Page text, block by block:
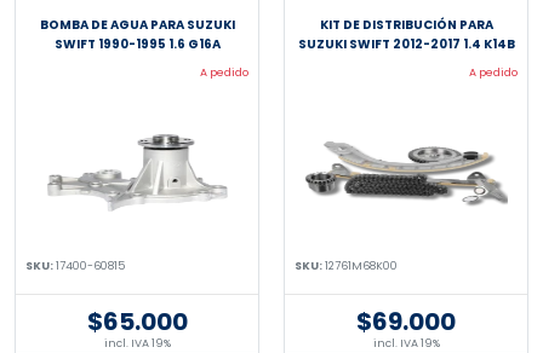
BOMBA DE AGUA PARA SUZUKI
SWIFT 1990-1995 1.6 G16A
A pedido
SKU:17400-60815
$65.000
incl. IVA 19%
KIT DE DISTRIBUCIÓN PARA
SUZUKI SWIFT 2012-2017 1.4 K14B
A pedido
SKU:12761M68K00
$69.000
incl. IVA 19%